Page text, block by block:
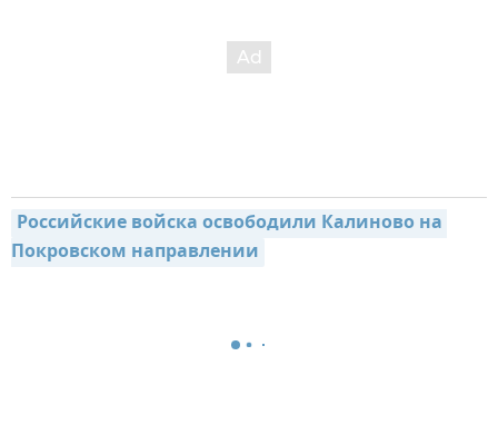
Российские войска освободили Калиново на
Покровском направлении